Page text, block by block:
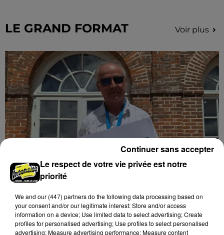
LE GRAND FORMAT Voir plus
Stars'Terre 2026 : Philippe Palmieri dévoile
les ambitions d'un...
À quelques semaines de la première édition de
Stars'Terre, organisée du 18 au 20 septembre 2026 au
Château de Courtalain, Philippe Palmieri, président...
Le respect de votre vie privée est notre
priorité
We and our (447) partnersdo the following data processing based on
your consent and/or our legitimate interest: Store and/or access
information on a device; Use limited data to select advertising; Create
profiles for personalised advertising; Use profiles to select personalised
advertising; Measure advertising performance; Measure content
Continuer sans accepter